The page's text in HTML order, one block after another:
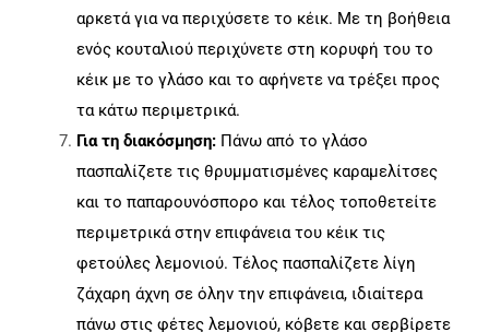
αρκετά για να περιχύσετε το κέικ. Με τη βοήθεια
ενός κουταλιού περιχύνετε στη κορυφή του το
κέικ με το γλάσο και το αφήνετε να τρέξει προς
τα κάτω περιμετρικά.
Για τη διακόσμηση: Πάνω από το γλάσο
πασπαλίζετε τις θρυμματισμένες καραμελίτσες
και το παπαρουνόσπορο και τέλος τοποθετείτε
περιμετρικά στην επιφάνεια του κέικ τις
φετούλες λεμονιού. Τέλος πασπαλίζετε λίγη
ζάχαρη άχνη σε όλην την επιφάνεια, ιδιαίτερα
πάνω στις φέτες λεμονιού, κόβετε και σερβίρετε